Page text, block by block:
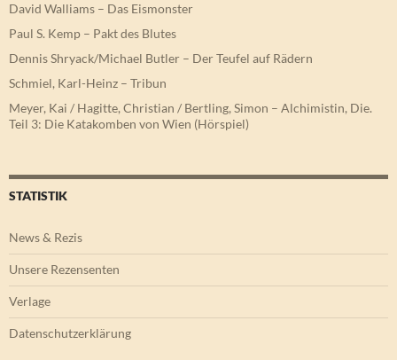
David Walliams – Das Eismonster
Paul S. Kemp – Pakt des Blutes
Dennis Shryack/Michael Butler – Der Teufel auf Rädern
Schmiel, Karl-Heinz – Tribun
Meyer, Kai / Hagitte, Christian / Bertling, Simon – Alchimistin, Die.
Teil 3: Die Katakomben von Wien (Hörspiel)
STATISTIK
News & Rezis
Unsere Rezensenten
Verlage
Datenschutzerklärung